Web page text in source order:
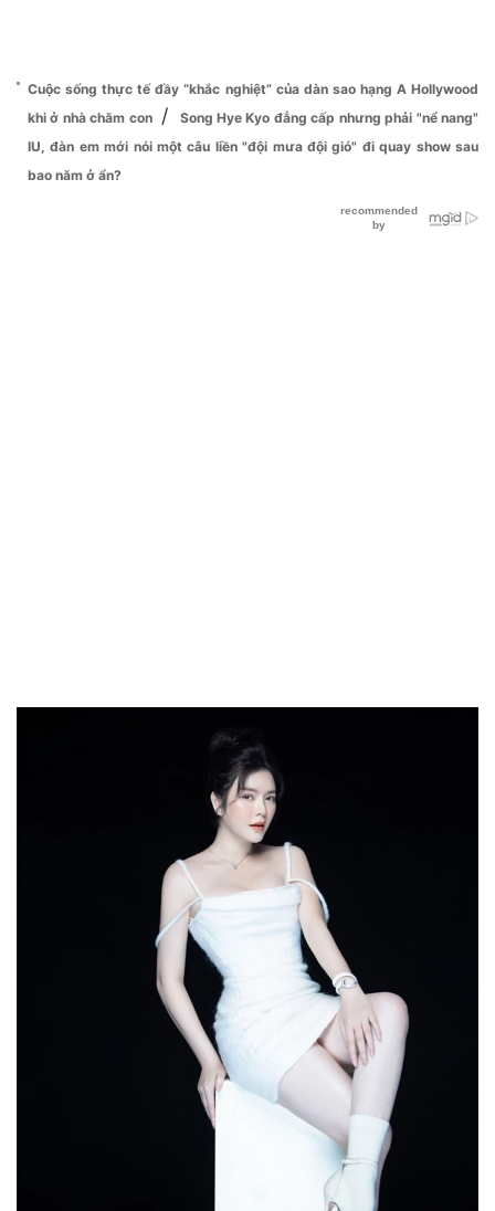
Cuộc sống thực tế đầy “khắc nghiệt” của dàn sao hạng A Hollywood
khi ở nhà chăm con /
Song Hye Kyo đẳng cấp nhưng phải "nể nang"
IU, đàn em mới nói một câu liền "đội mưa đội gió" đi quay show sau
bao năm ở ẩn?